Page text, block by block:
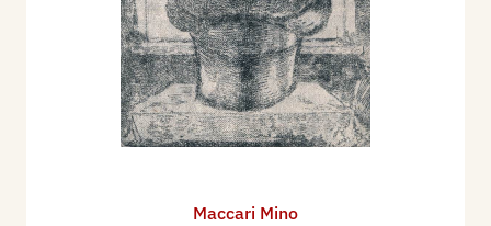
Maccari Mino